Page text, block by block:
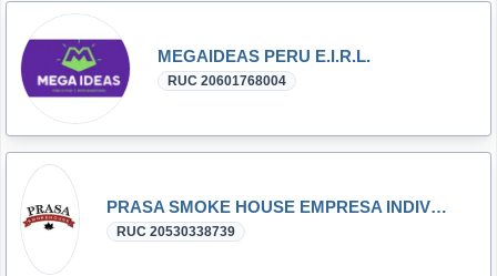
MEGAIDEAS PERU E.I.R.L.
RUC 20601768004
PRASA SMOKE HOUSE EMPRESA INDIVIDUAL DE RESPONSABILIDAD LIMITADA
RUC 20530338739